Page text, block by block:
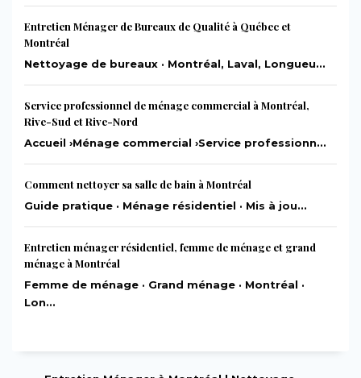
Entretien Ménager de Bureaux de Qualité à Québec et
Montréal
Nettoyage de bureaux · Montréal, Laval, Longueu...
Service professionnel de ménage commercial à Montréal,
Rive-Sud et Rive-Nord
Accueil ›Ménage commercial ›Service professionn...
Comment nettoyer sa salle de bain à Montréal
Guide pratique · Ménage résidentiel · Mis à jou...
Entretien ménager résidentiel, femme de ménage et grand
ménage à Montréal
Femme de ménage · Grand ménage · Montréal ·
Lon...